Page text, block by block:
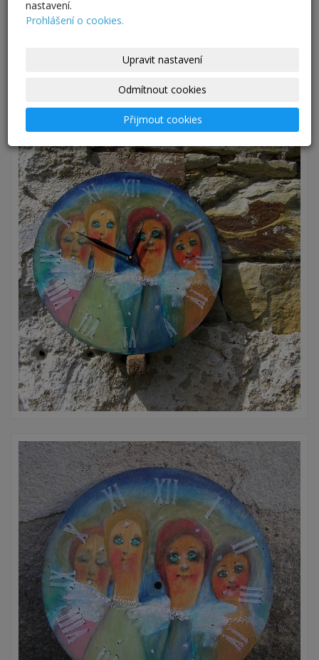
nastavení.
Prohlášení o cookies.
Upravit nastavení
Odmítnout cookies
Přijmout cookies